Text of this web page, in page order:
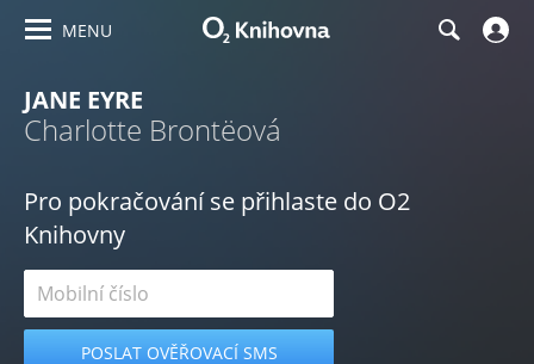
MENU
JANE EYRE
Charlotte Brontëová
Pro pokračování se přihlaste do O2
Knihovny